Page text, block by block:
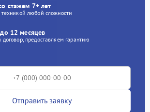
стажем 7+ лет
техникой любой сложности
12 месяцев
договор, предоставляем гарантию
Отправить заявку